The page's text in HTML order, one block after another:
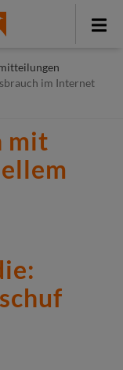
Toggle
im Internet
mit